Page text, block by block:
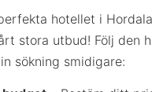
hotellet i
stora utbud! Följ den
sökning smidigare: